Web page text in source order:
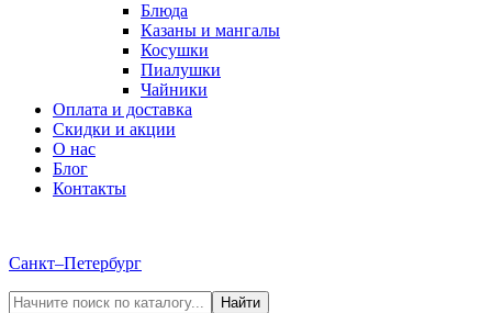
Блюда
Казаны и мангалы
Косушки
Пиалушки
Чайники
Оплата и доставка
Скидки и акции
О нас
Блог
Контакты
Санкт–Петербург
Найти